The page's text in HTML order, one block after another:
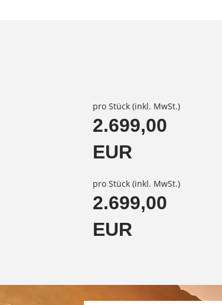
pro Stück (inkl. MwSt.)
2.699,00
EUR
pro Stück (inkl. MwSt.)
2.699,00
EUR